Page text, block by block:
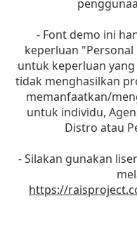
- Font demo ini
keperluan
untuk keperluan
tidak menghasilkan
memanfaatkan/
untuk individu,
Distro atau
- Silakan gunakan
https://